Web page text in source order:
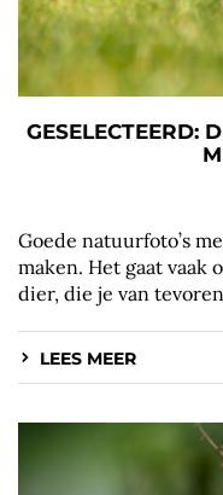
GESELECTEERD:
Goede natuurfoto’s
maken. Het gaat vaak
dier, die je van
LEES MEER